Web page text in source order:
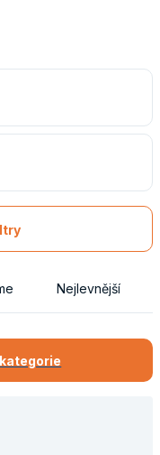
Nejlevnější